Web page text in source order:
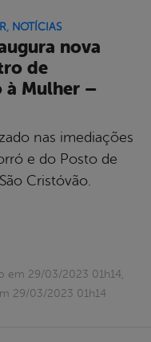
, NOTÍCIAS
nova
de
à Mulher –
nas imediações
e do Posto de
Cristóvão.
em 29/03/2023 01h14,
29/03/2023 01h14